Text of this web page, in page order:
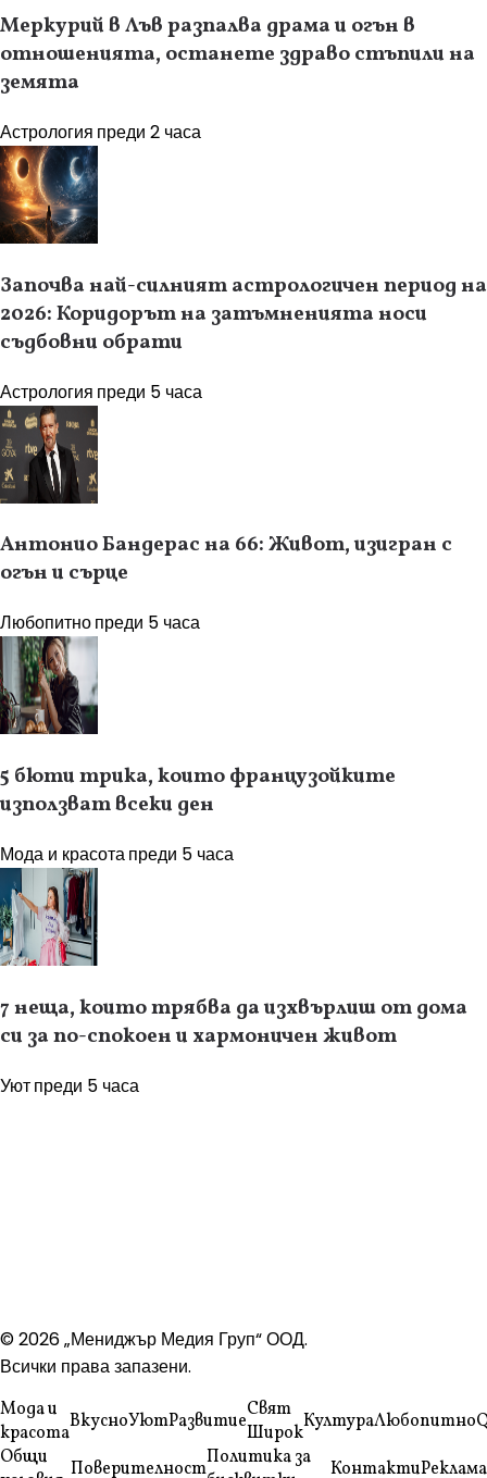
Меркурий в Лъв разпалва драма и огън в
отношенията, останете здраво стъпили на
земята
Астрология преди 2 часа
Започва най-силният астрологичен период на
2026: Коридорът на затъмненията носи
съдбовни обрати
Астрология преди 5 часа
Антонио Бандерас на 66: Живот, изигран с
огън и сърце
Любопитнопреди 5 часа
5 бюти трика, които французойките
използват всеки ден
Мода и красотапреди 5 часа
7 неща, които трябва да изхвърлиш от дома
си за по-спокоен и хармоничен живот
Уютпреди 5 часа
© 2026 „Мениджър Медия Груп“ ООД.
Всички права запазени.
Мода и
красотаВкусноУютРазвитиеСвят
ШирокКултураЛюбопитно
Общи
ПоверителностПолитика за
КонтактиРеклама